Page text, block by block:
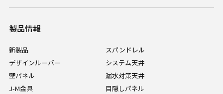
製品情報
新製品
スパンドレル
デザインルーバー
システム天井
壁パネル
漏水対策天井
J-M金具
目隠しパネル